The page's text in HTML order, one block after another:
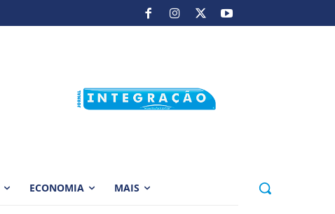
ECONOMIA MAIS